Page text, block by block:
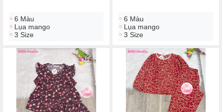
6 Màu
Lụa mango
3 Size
6 Màu
Lụa mango
3 Size